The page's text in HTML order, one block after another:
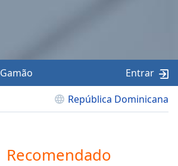
República Dominicana
Gamão Entrar
Recomendado